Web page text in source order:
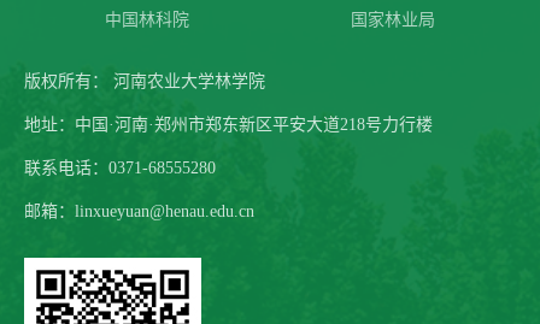
中国林科院
国家林业局
版权所有： 河南农业大学林学院
地址：中国·河南·郑州市郑东新区平安大道218号力行楼
联系电话：0371-68555280
邮箱：linxueyuan@henau.edu.cn